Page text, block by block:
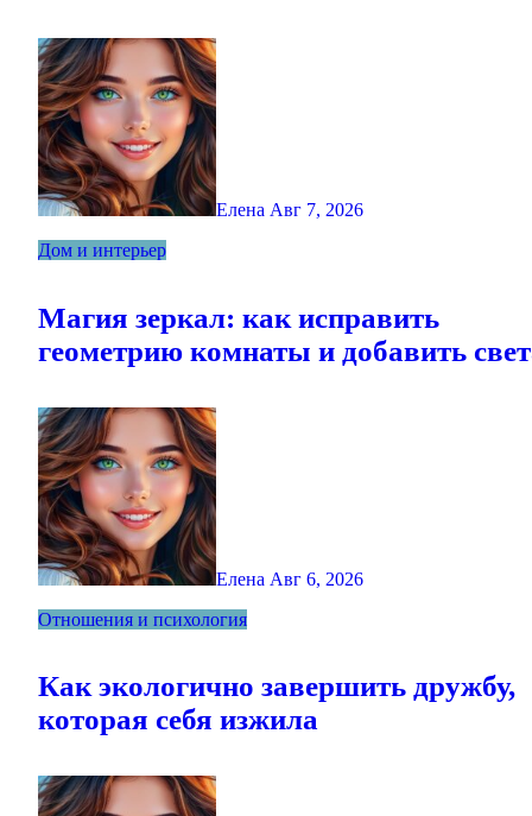
Елена Авг 7, 2026
Дом и интерьер
Магия зеркал: как исправить
геометрию комнаты и добавить
Елена Авг 6, 2026
Отношения и психология
Как экологично завершить дружбу,
которая себя изжила